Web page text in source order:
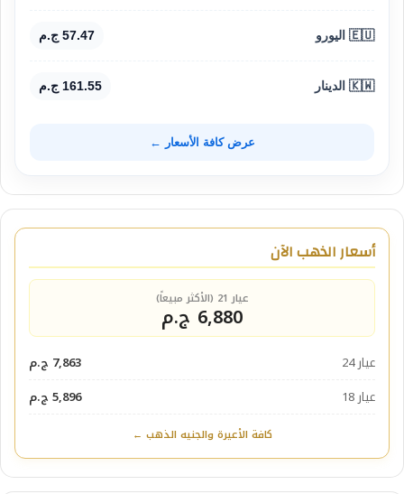
🇪🇺 اليورو 57.47 ج.م
🇰🇼 الدينار 161.55 ج.م
عرض كافة الأسعار ←
أسعار الذهب الآن
عيار 21 (الأكثر مبيعاً)
6,880 ج.م
عيار 24
7,863 ج.م
عيار 18
5,896 ج.م
كافة الأعيرة والجنيه الذهب ←